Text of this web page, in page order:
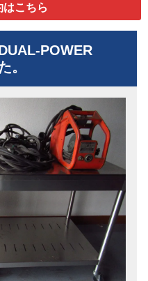
はこちら
POWER
。